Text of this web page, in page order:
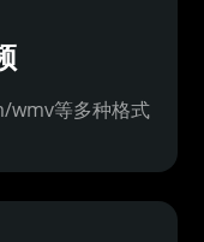
wmv等多种格式